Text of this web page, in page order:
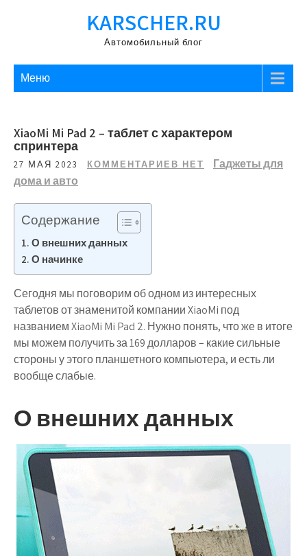
KARSCHER.RU
Автомобильный блог
Меню
XiaoMi Mi Pad 2 – таблет с характером
спринтера
27 МАЯ 2023 КОММЕНТАРИЕВ НЕТ
Гаджеты для
дома и авто
Содержание
О внешних данных
О начинке
Сегодня мы поговорим об одном из интересных
таблетов от знаменитой компании XiaoMi под
названием XiaoMi Mi Pad 2. Нужно понять, что же в итоге
мы можем получить за 169 долларов – какие сильные
стороны у этого планшетного компьютера, и есть ли
вообще слабые.
О внешних данных